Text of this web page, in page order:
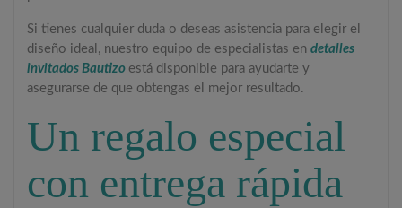
Si tienes cualquier duda o deseas asistencia para elegir el
diseño ideal, nuestro equipo de especialistas endetalles
invitados Bautizo está disponible para ayudarte y
asegurarse de que obtengas el mejor resultado.
Un regalo especial
con entrega rápida